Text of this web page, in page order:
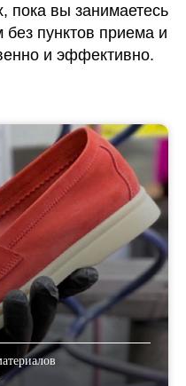
пока вы занимаетесь
пунктов приема и
и эффективно.